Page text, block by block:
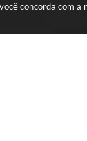
concorda com a